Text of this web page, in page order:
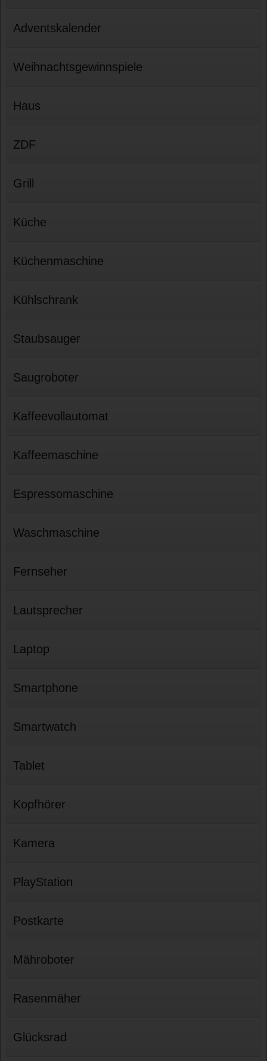
Adventskalender
Weihnachtsgewinnspiele
Haus
ZDF
Grill
Küche
Küchenmaschine
Kühlschrank
Staubsauger
Saugroboter
Kaffeevollautomat
Kaffeemaschine
Espressomaschine
Waschmaschine
Fernseher
Lautsprecher
Laptop
Smartphone
Smartwatch
Tablet
Kopfhörer
Kamera
PlayStation
Postkarte
Mähroboter
Rasenmäher
Glücksrad